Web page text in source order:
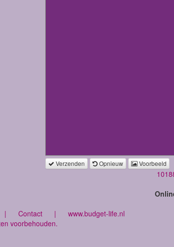
Verzenden Opnieuw Voorbeeld
Contact | www.budget-life.nl
voorbehouden.